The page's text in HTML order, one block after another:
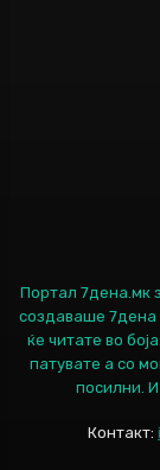
Портал 7дена.мк
создаваше 7дена
ќе читате во
патувате а со
посилни.
Контакт: